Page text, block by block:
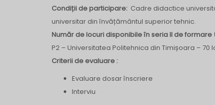
Condiții de participare: Cadre didactice
universitar din învățământul superior tehnic.
Număr de locuri disponibile în seria II de formare
P2 – Universitatea Politehnica din Timișoara – 70
Criterii de evaluare :
Evaluare dosar înscriere
Interviu